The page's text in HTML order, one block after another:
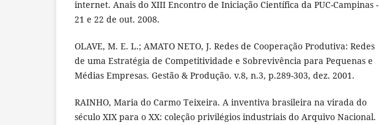
internet. Anais do XIII Encontro de Iniciação Científica da PUC-Campinas -
21 e 22 de out. 2008.
OLAVE, M. E. L.; AMATO NETO, J. Redes de Cooperação Produtiva: Redes
de uma Estratégia de Competitividade e Sobrevivência para Pequenas e
Médias Empresas. Gestão & Produção. v.8, n.3, p.289-303, dez. 2001.
RAINHO, Maria do Carmo Teixeira. A inventiva brasileira na virada do
século XIX para o XX: coleção privilégios industriais do Arquivo Nacional.